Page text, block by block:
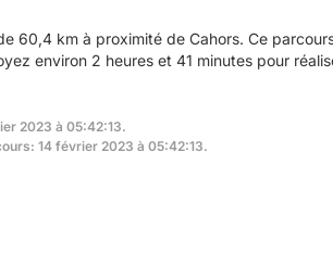
60,4 km à proximité de Cahors. Ce
environ 2 heures et 41 minutes pour
2023 à 05:42:13.
14 février 2023 à 05:42:13.